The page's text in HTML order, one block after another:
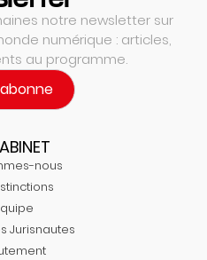
notre newsletter sur
numérique : articles,
au programme.
nous
Jurisnautes